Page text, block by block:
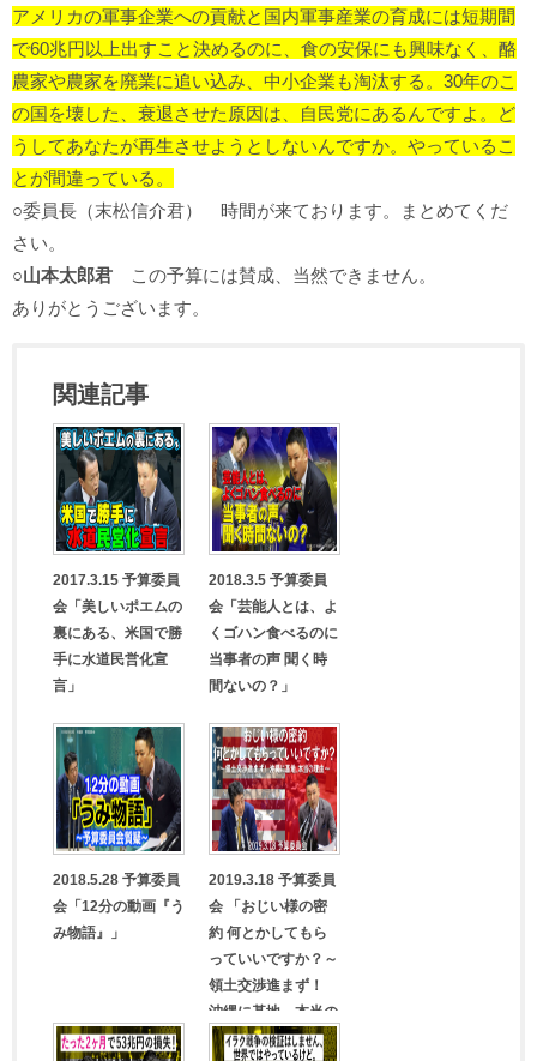
アメリカの軍事企業への貢献と国内軍事産業の育成には短期間
で60兆円以上出すこと決めるのに、食の安保にも興味なく、酪
農家や農家を廃業に追い込み、中小企業も淘汰する。30年のこ
の国を壊した、衰退させた原因は、自民党にあるんですよ。ど
うしてあなたが再生させようとしないんですか。やっているこ
とが間違っている。
○委員長（末松信介君） 時間が来ております。まとめてくだ
さい。
○山本太郎君 この予算には賛成、当然できません。
ありがとうございます。
関連記事
2017.3.15 予算委員
会「美しいポエムの
裏にある、米国で勝
手に水道民営化宣
言」
2018.3.5 予算委員
会「芸能人とは、よ
くゴハン食べるのに
当事者の声 聞く時
間ないの？」
2018.5.28 予算委員
会「12分の動画『う
み物語』」
2019.3.18 予算委員
会 「おじい様の密
約 何とかしてもら
っていいですか？～
領土交渉進まず！
沖縄に基地、本当の
理由～」